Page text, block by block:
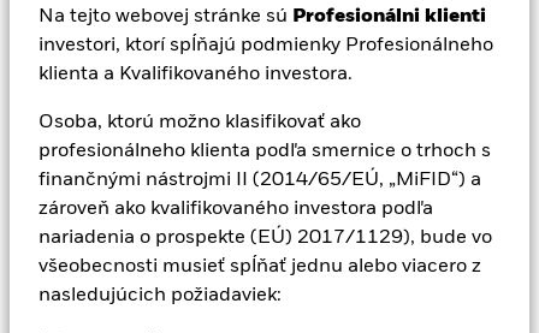
Na tejto webovej stránke sú Profesionálni klienti
investori, ktorí spĺňajú podmienky Profesionálneho
klienta a Kvalifikovaného investora.
Osoba, ktorú možno klasifikovať ako
profesionálneho klienta podľa smernice o trhoch s
finančnými nástrojmi II (2014/65/EÚ, „MiFID“) a
zároveň ako kvalifikovaného investora podľa
nariadenia o prospekte (EÚ) 2017/1129), bude vo
všeobecnosti musieť spĺňať jednu alebo viacero z
nasledujúcich požiadaviek:
Report (English)
PDF 31. 12. 2026
iShares II plc - Annual
Report (English)
PDF 31. 10. 2026
Kľúčové slová
PRIIPS KID